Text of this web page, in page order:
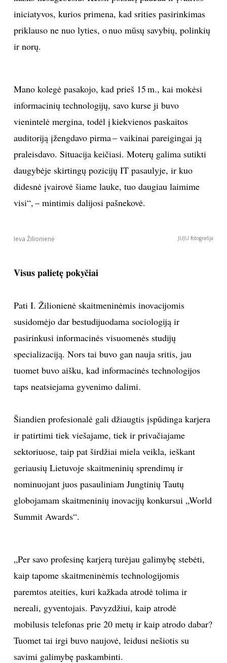
iniciatyvos, kurios primena, kad srities pasirinkimas
priklauso ne nuo lyties, o nuo mūsų savybių, polinkių
ir norų.
Mano kolegė pasakojo, kad prieš 15 m., kai mokėsi
informacinių technologijų, savo kurse ji buvo
vienintelė mergina, todėl į kiekvienos paskaitos
auditoriją įžengdavo pirma – vaikinai pareigingai ją
praleisdavo. Situacija keičiasi. Moterų galima sutikti
daugybėje skirtingų pozicijų IT pasaulyje, ir kuo
didesnė įvairovė šiame lauke, tuo daugiau laimime
visi“, – mintimis dalijosi pašnekovė.
Ieva Žilionienė JUJU fotografija
Visus palietę pokyčiai
Pati I. Žilionienė skaitmeninėmis inovacijomis
susidomėjo dar bestudijuodama sociologiją ir
pasirinkusi informacinės visuomenės studijų
specializaciją. Nors tai buvo gan nauja sritis, jau
tuomet buvo aišku, kad informacinės technologijos
taps neatsiejama gyvenimo dalimi.
Šiandien profesionalė gali džiaugtis įspūdinga karjera
ir patirtimi tiek viešajame, tiek ir privačiajame
sektoriuose, taip pat širdžiai miela veikla, ieškant
geriausių Lietuvoje skaitmeninių sprendimų ir
nominuojant juos pasauliniam Jungtinių Tautų
globojamam skaitmeninių inovacijų konkursui „World
Summit Awards“.
„Per savo profesinę karjerą turėjau galimybę stebėti,
kaip tapome skaitmeninėmis technologijomis
paremtos ateities, kuri kažkada atrodė tolima ir
nereali, gyventojais. Pavyzdžiui, kaip atrodė
mobilusis telefonas prie 20 metų ir kaip atrodo dabar?
Tuomet tai irgi buvo naujovė, leidusi nešiotis su
savimi galimybę paskambinti.